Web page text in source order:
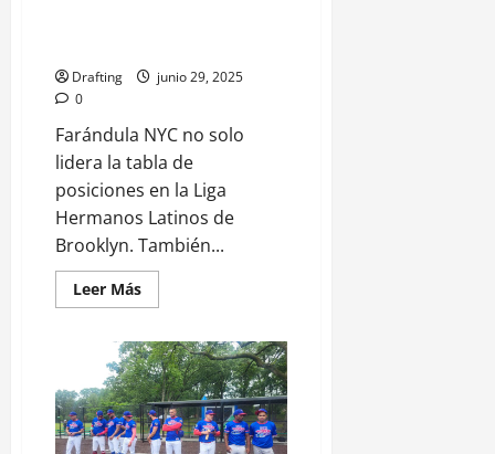
Drafting
junio 29, 2025
0
Farándula NYC no solo
lidera la tabla de
posiciones en la Liga
Hermanos Latinos de
Brooklyn. También...
Leer MásLeer
más
Primera
mitad
de
ensueño
para
Farándula
NYC